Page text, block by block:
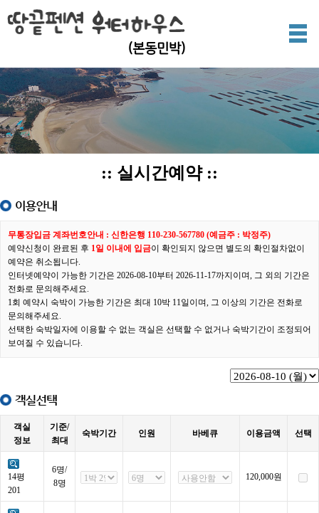
(본동민박)
:: 실시간예약 ::
무통장입금 계좌번호안내 : 신한은행 110-230-567780 (예금주 : 박정주)
예약신청이 완료된 후 1일 이내에 입금이 확인되지 않으면 별도의 확인절차없이
예약은 취소됩니다.
인터넷예약이 가능한 기간은 2026-08-10부터 2026-11-17까지이며, 그 외의 기간은
전화로 문의해주세요.
1회 예약시 숙박이 가능한 기간은 최대 10박 11일이며, 그 이상의 기간은 전화로
문의해주세요.
선택한 숙박일자에 이용할 수 없는 객실은 선택할 수 없거나 숙박기간이 조정되어
보여질 수 있습니다.
객실선택
객실
정보
기준/
최대
숙박기간 인원 바베큐 이용금액 선택
14평
201
6명/
8명
120,000원